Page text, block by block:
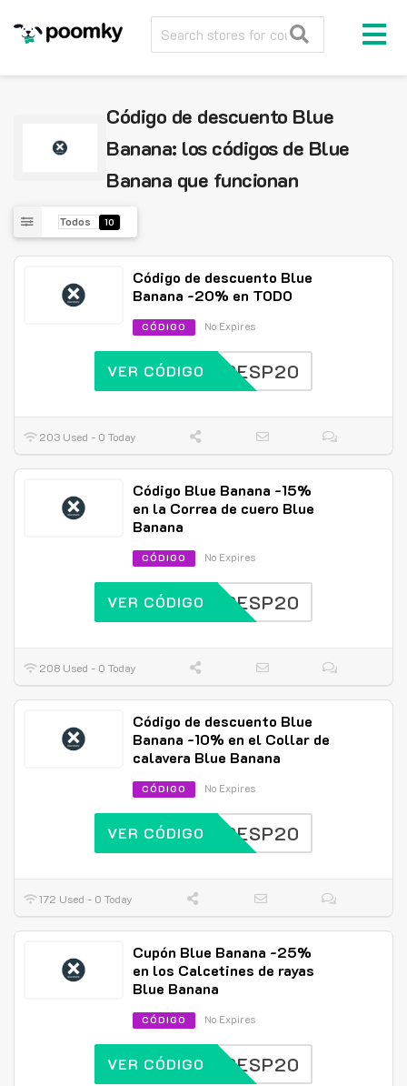
Código de descuento Blue
Banana: los códigos de Blue
Banana que funcionan
Todos 10
Código de descuento Blue
Banana -20% en TODO
CÓDIGO No Expires
BBESP20
VER CÓDIGO
203 Used - 0 Today
Código Blue Banana -15%
en la Correa de cuero Blue
Banana
CÓDIGO No Expires
BBESP20
VER CÓDIGO
208 Used - 0 Today
Código de descuento Blue
Banana -10% en el Collar de
calavera Blue Banana
CÓDIGO No Expires
BBESP20
VER CÓDIGO
172 Used - 0 Today
Cupón Blue Banana -25%
en los Calcetines de rayas
Blue Banana
CÓDIGO No Expires
BBESP20
VER CÓDIGO